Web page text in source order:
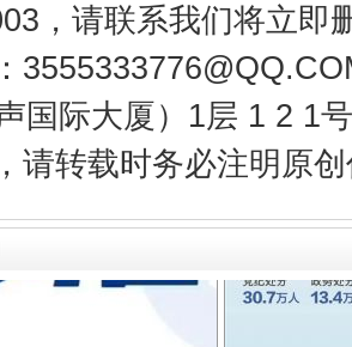
，请联系我们将立即
国际大厦）1层 1 2 1
请转载时务必注明原
标准开始实施